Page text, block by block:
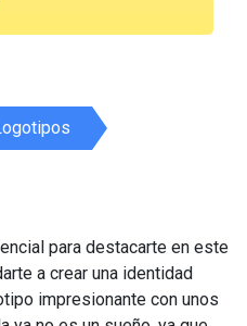
para destacarte en este
a crear una identidad
impresionante con unos